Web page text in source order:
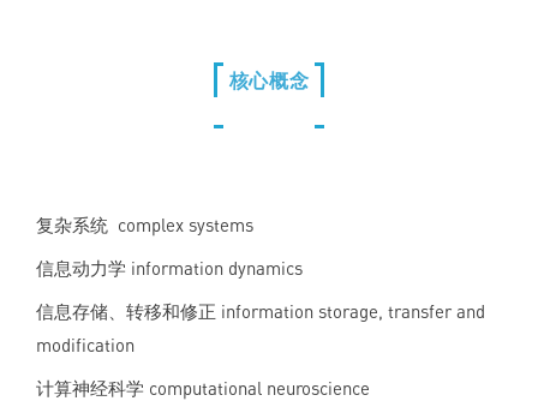
核心概念
复杂系统 complex systems
信息动力学 information dynamics
信息存储、转移和修正 information storage, transfer and
modification
计算神经科学 computational neuroscience